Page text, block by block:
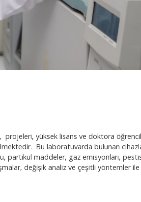
projeleri, yüksek lisans ve doktora
Bu laboratuvarda bulunan
partikül maddeler, gaz emisyonları,
değişik analiz ve çeşitli yöntemler